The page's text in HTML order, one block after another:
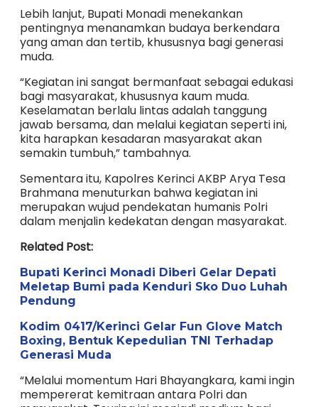
Lebih lanjut, Bupati Monadi menekankan
pentingnya menanamkan budaya berkendara
yang aman dan tertib, khususnya bagi generasi
muda.
“Kegiatan ini sangat bermanfaat sebagai edukasi
bagi masyarakat, khususnya kaum muda.
Keselamatan berlalu lintas adalah tanggung
jawab bersama, dan melalui kegiatan seperti ini,
kita harapkan kesadaran masyarakat akan
semakin tumbuh,” tambahnya.
Sementara itu, Kapolres Kerinci AKBP Arya Tesa
Brahmana menuturkan bahwa kegiatan ini
merupakan wujud pendekatan humanis Polri
dalam menjalin kedekatan dengan masyarakat.
Related Post:
Bupati Kerinci Monadi Diberi Gelar Depati
Meletap Bumi pada Kenduri Sko Duo Luhah
Pendung
Kodim 0417/Kerinci Gelar Fun Glove Match
Boxing, Bentuk Kepedulian TNI Terhadap
Generasi Muda
“Melalui momentum Hari Bhayangkara, kami ingin
mempererat kemitraan antara Polri dan